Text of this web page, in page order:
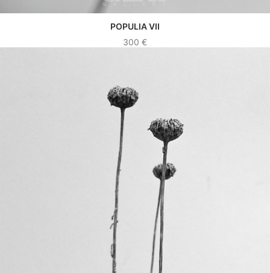
VER OBRA
POPULIA VII
300 €